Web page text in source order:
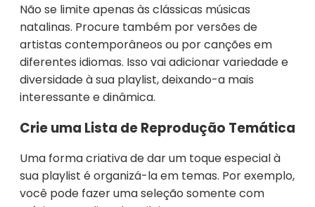
Não se limite apenas às clássicas músicas
natalinas. Procure também por versões de
artistas contemporâneos ou por canções em
diferentes idiomas. Isso vai adicionar variedade e
diversidade à sua playlist, deixando-a mais
interessante e dinâmica.
Crie uma Lista de Reprodução Temática
Uma forma criativa de dar um toque especial à
sua playlist é organizá-la em temas. Por exemplo,
você pode fazer uma seleção somente com